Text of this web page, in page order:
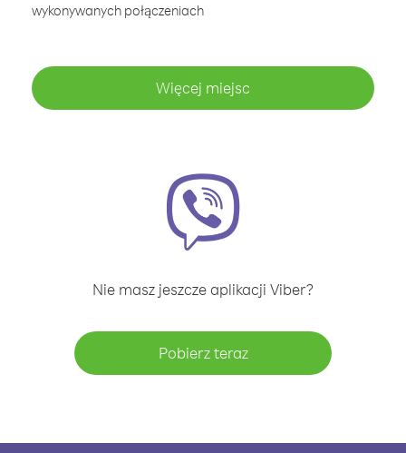
wykonywanych połączeniach
Więcej miejsc
Nie masz jeszcze aplikacji Viber?
Pobierz teraz